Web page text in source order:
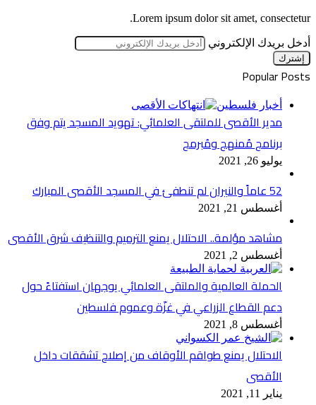
Lorem ipsum dolor sit amet, consectetur.
أدخل بريدك الإلكتروني
Popular Posts
أخبار فلسطين
مدير الأقصى للملتقى العلمائي: تهويد المسجد يتم وفق
برنامج مُمنهج ومُبرمج
يوليو 26, 2021
52 عاماً والنيران لم تنطفئ في المسجد الأقصى المبارك
أغسطس 21, 2021
مشاهد مؤلمة.. الاحتلال يمنع الترميم والتنظيف شرق الأقصى
أغسطس 2, 2021
الحملة العالمية والملتقى العلمائي يوجهان استفتاءً حول
دعم القطاع الزراعي في غزّة وعموم فلسطين
أغسطس 8, 2021
الاحتلال يمنع طواقم الأوقاف من إصلاح تشققات داخل
الأقصى
يناير 11, 2021